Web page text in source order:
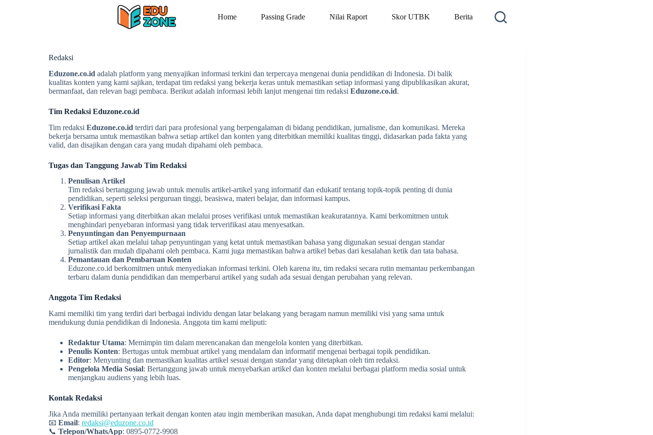
Home Passing Grade Nilai Raport Skor UTBK Berita
Redaksi
Eduzone.co.id adalah platform yang menyajikan informasi terkini dan terpercaya mengenai dunia pendidikan di Indonesia. Di balik
kualitas konten yang kami sajikan, terdapat tim redaksi yang bekerja keras untuk memastikan setiap informasi yang dipublikasikan akurat,
bermanfaat, dan relevan bagi pembaca. Berikut adalah informasi lebih lanjut mengenai tim redaksi Eduzone.co.id.
Tim Redaksi Eduzone.co.id
Tim redaksi Eduzone.co.id terdiri dari para profesional yang berpengalaman di bidang pendidikan, jurnalisme, dan komunikasi. Mereka
bekerja bersama untuk memastikan bahwa setiap artikel dan konten yang diterbitkan memiliki kualitas tinggi, didasarkan pada fakta yang
valid, dan disajikan dengan cara yang mudah dipahami oleh pembaca.
Tugas dan Tanggung Jawab Tim Redaksi
Penulisan Artikel
Tim redaksi bertanggung jawab untuk menulis artikel-artikel yang informatif dan edukatif tentang topik-topik penting di dunia
pendidikan, seperti seleksi perguruan tinggi, beasiswa, materi belajar, dan informasi kampus.
Verifikasi Fakta
Setiap informasi yang diterbitkan akan melalui proses verifikasi untuk memastikan keakuratannya. Kami berkomitmen untuk
menghindari penyebaran informasi yang tidak terverifikasi atau menyesatkan.
Penyuntingan dan Penyempurnaan
Setiap artikel akan melalui tahap penyuntingan yang ketat untuk memastikan bahasa yang digunakan sesuai dengan standar
jurnalistik dan mudah dipahami oleh pembaca. Kami juga memastikan bahwa artikel bebas dari kesalahan ketik dan tata bahasa.
Pemantauan dan Pembaruan Konten
Eduzone.co.id berkomitmen untuk menyediakan informasi terkini. Oleh karena itu, tim redaksi secara rutin memantau perkembangan
terbaru dalam dunia pendidikan dan memperbarui artikel yang sudah ada sesuai dengan perubahan yang relevan.
Anggota Tim Redaksi
Kami memiliki tim yang terdiri dari berbagai individu dengan latar belakang yang beragam namun memiliki visi yang sama untuk
mendukung dunia pendidikan di Indonesia. Anggota tim kami meliputi:
Redaktur Utama: Memimpin tim dalam merencanakan dan mengelola konten yang diterbitkan.
Penulis Konten: Bertugas untuk membuat artikel yang mendalam dan informatif mengenai berbagai topik pendidikan.
Editor: Menyunting dan memastikan kualitas artikel sesuai dengan standar yang ditetapkan oleh tim redaksi.
Pengelola Media Sosial: Bertanggung jawab untuk menyebarkan artikel dan konten melalui berbagai platform media sosial untuk
menjangkau audiens yang lebih luas.
Kontak Redaksi
Jika Anda memiliki pertanyaan terkait dengan konten atau ingin memberikan masukan, Anda dapat menghubungi tim redaksi kami melalui:
📧 Email: redaksi@eduzone.co.id
📞 Telepon/WhatsApp: 0895-0772-9908